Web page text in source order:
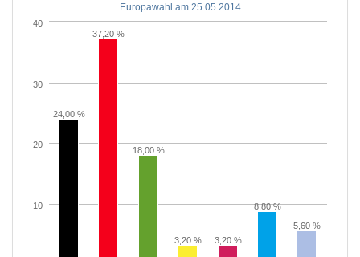
Europawahl am 25.05.2014
24,00 %
37,20 %
18,00 %
3,20 % 3,20 %
8,80 %
5,60 %
10
20
30
40